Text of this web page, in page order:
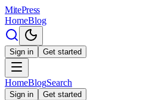
MitePress
HomeBlog
Sign in Get started
HomeBlogSearch
Sign in Get started